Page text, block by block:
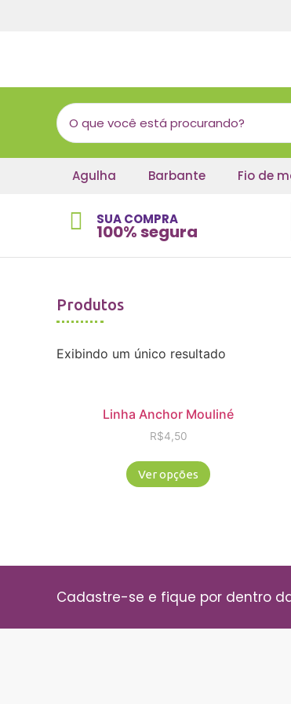
Agulha Barbante Fio de
SUA COMPRA
100% segura
Produtos
Exibindo um único resultado
Linha Anchor Mouliné
R$4,50
Ver opções
Cadastre-se e fique por dentro